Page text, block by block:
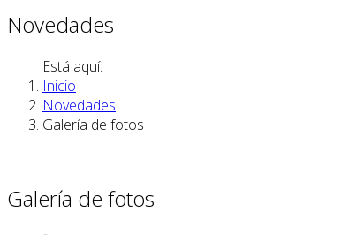
Novedades
Está aquí:
Inicio
Novedades
Galería de fotos
Galería de fotos